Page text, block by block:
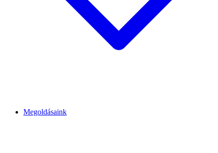
Megoldásaink